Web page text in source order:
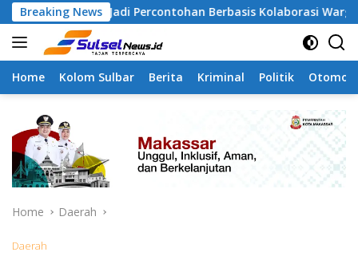
Skip
to
content
Breaking News
Jadi Percontohan Berbasis Kolaborasi Warga
Home Kolom Sulbar Berita Kriminal Politik
Home Daerah
Daerah